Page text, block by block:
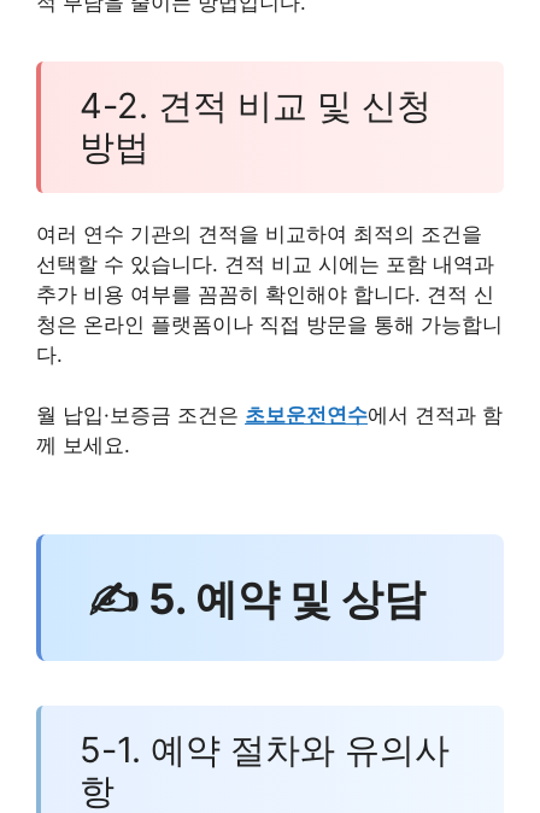
4-2. 견적 비교 및 신청
방법
여러 연수 기관의 견적을 비교하여 최적의 조건을
선택할 수 있습니다. 견적 비교 시에는 포함 내역과
추가 비용 여부를 꼼꼼히 확인해야 합니다. 견적 신
청은 온라인 플랫폼이나 직접 방문을 통해 가능합니
다.
월 납입·보증금 조건은 초보운전연수에서 견적과 함
께 보세요.
✍ 5. 예약 및 상담
5-1. 예약 절차와 유의사
항